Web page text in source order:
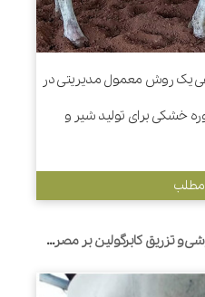
یک روش معمول مدیریتی در
خشکی برای تولید شیر و
مطلب
اثرات سطح تغذیه، دفعات شیردوشی و تزریق کابرگولین بر مصرف خوراک، تولید شیر، نشت شیر و ویژگی های بالینی پستان در طول دوره خشک شدن در گاوهای شیری